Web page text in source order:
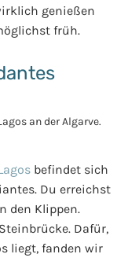
genießen
früh.
befindet sich
Du erreichst
den Klippen.
Dafür,
liegt, fanden wir